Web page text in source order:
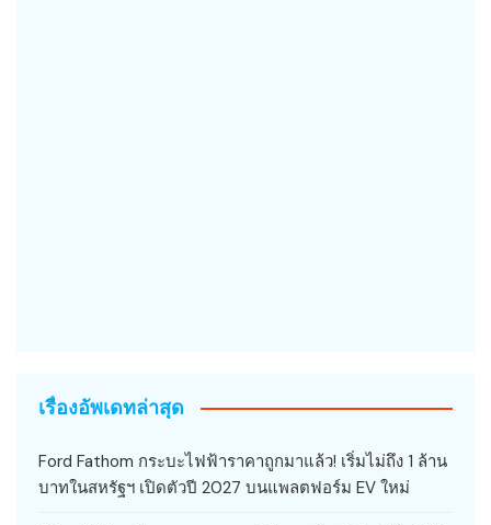
เรื่องอัพเดทล่าสุด
Ford Fathom กระบะไฟฟ้าราคาถูกมาแล้ว! เริ่มไม่ถึง 1 ล้าน
บาทในสหรัฐฯ เปิดตัวปี 2027 บนแพลตฟอร์ม EV ใหม่